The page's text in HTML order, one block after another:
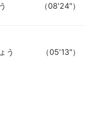
（08'24"）
（05'13"）
う